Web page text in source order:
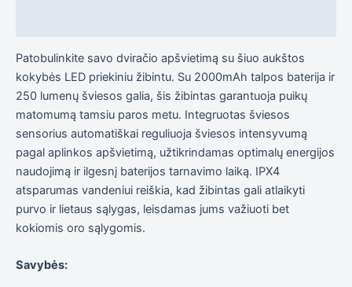
Patobulinkite savo dviračio apšvietimą su šiuo aukštos
kokybės LED priekiniu žibintu. Su 2000mAh talpos baterija ir
250 lumenų šviesos galia, šis žibintas garantuoja puikų
matomumą tamsiu paros metu. Integruotas šviesos
sensorius automatiškai reguliuoja šviesos intensyvumą
pagal aplinkos apšvietimą, užtikrindamas optimalų energijos
naudojimą ir ilgesnį baterijos tarnavimo laiką. IPX4
atsparumas vandeniui reiškia, kad žibintas gali atlaikyti
purvo ir lietaus sąlygas, leisdamas jums važiuoti bet
kokiomis oro sąlygomis.
Savybės:
Patirtis
svetainė
veiktų kuo
geriau jūsų
metu. Jei
atsisakysite
šių slapukų,
kai kurios
funkcijos iš